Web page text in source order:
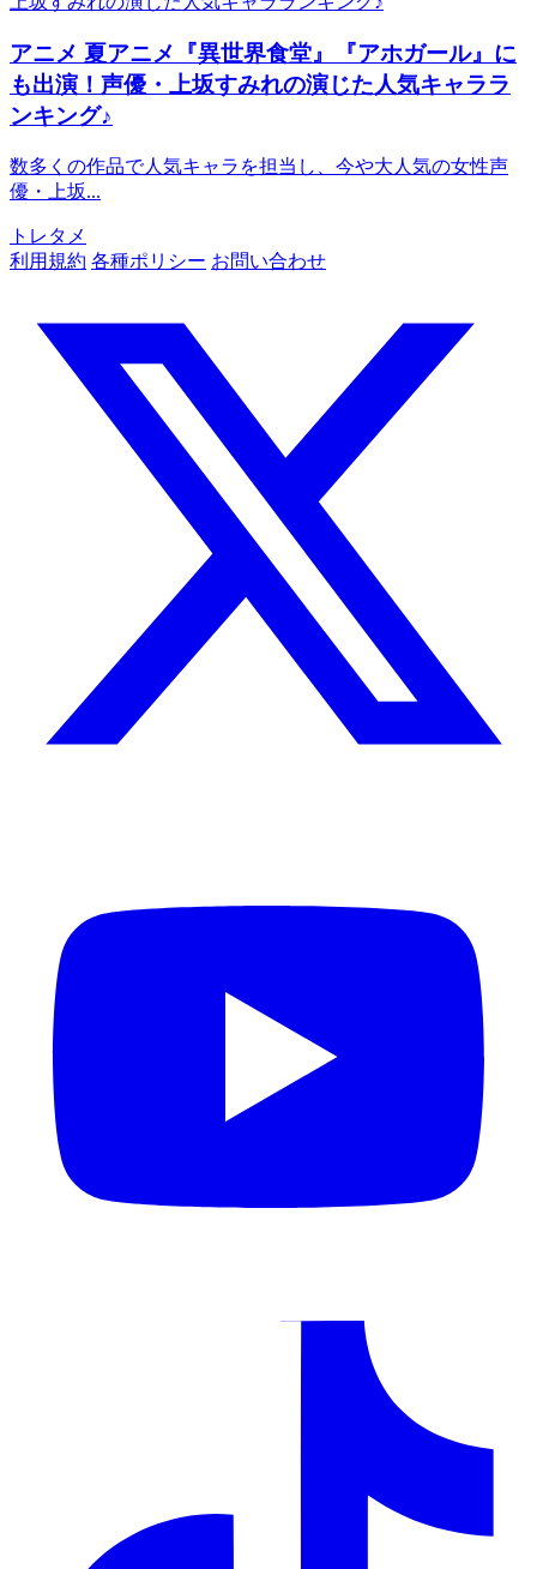
アニメ 夏アニメ『異世界食堂』『アホガール』に
も出演！声優・上坂すみれの演じた人気キャララ
ンキング♪
数多くの作品で人気キャラを担当し、今や大人気の女性声
優・上坂...
トレタメ
利用規約 各種ポリシー お問い合わせ